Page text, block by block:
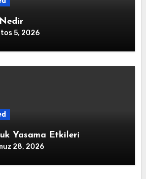
5, 2026
Yasama Etkileri
28, 2026